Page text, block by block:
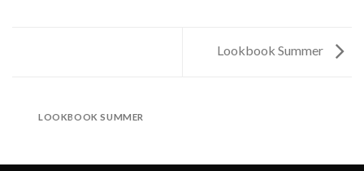
Lookbook Summer
LOOKBOOK SUMMER